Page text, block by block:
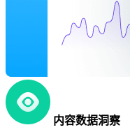
内容数据洞察